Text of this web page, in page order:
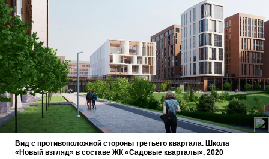
Вид с противоположной стороны третьего квартала. Школа
«Новый взгляд» в составе ЖК «Садовые кварталы», 2020